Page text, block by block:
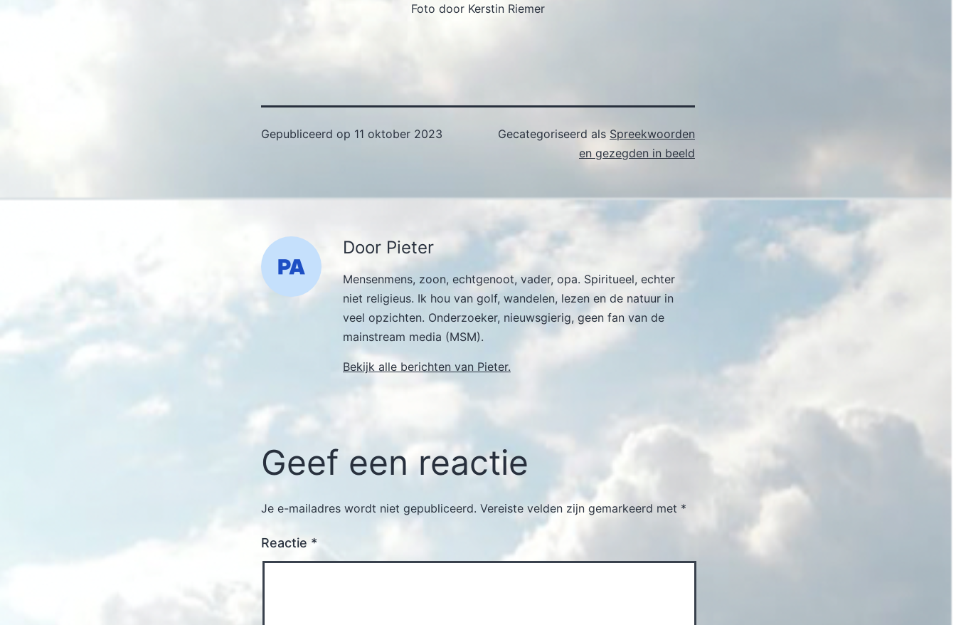
Foto door Kerstin Riemer
Gepubliceerd op 11 oktober 2023 Gecategoriseerd als Spreekwoorden
en gezegden in beeld
Door Pieter
Mensenmens, zoon, echtgenoot, vader, opa. Spiritueel, echter
niet religieus. Ik hou van golf, wandelen, lezen en de natuur in
veel opzichten. Onderzoeker, nieuwsgierig, geen fan van de
mainstream media (MSM).
Bekijk alle berichten van Pieter.
Geef een reactie
Je e-mailadres wordt niet gepubliceerd. Vereiste velden zijn gemarkeerd met *
Reactie *